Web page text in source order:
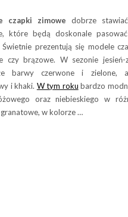
czapki zimowe dobrze
które będą doskonale
prezentują się modele
czy brązowe. W sezonie jesień-
barwy czerwone i zielone,
i khaki. W tym roku bardzo
oraz niebieskiego w
w kolorze …